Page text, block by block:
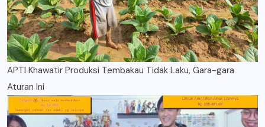
APTI Khawatir Produksi Tembakau Tidak Laku, Gara-gara
Aturan Ini